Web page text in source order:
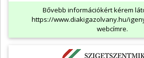
Bővebb információkért kérem
https://www.diakigazolvany.hu/
webcímre.